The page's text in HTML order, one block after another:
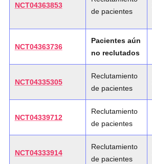
NCT04363853
de pacientes
NCT04363736
Pacientes aún
no reclutados
NCT04335305
Reclutamiento
de pacientes
NCT04339712
Reclutamiento
de pacientes
NCT04333914
Reclutamiento
de pacientes